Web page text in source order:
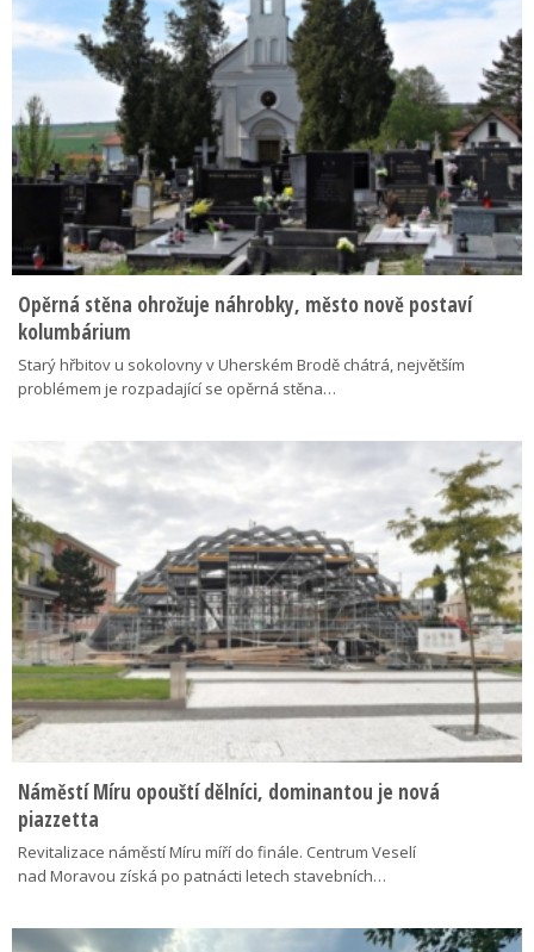
Opěrná stěna ohrožuje náhrobky, město nově postaví
kolumbárium
Starý hřbitov u sokolovny v Uherském Brodě chátrá, největším
problémem je rozpadající se opěrná stěna…
Náměstí Míru opouští dělníci, dominantou je nová
piazzetta
Revitalizace náměstí Míru míří do finále. Centrum Veselí
nad Moravou získá po patnácti letech stavebních…